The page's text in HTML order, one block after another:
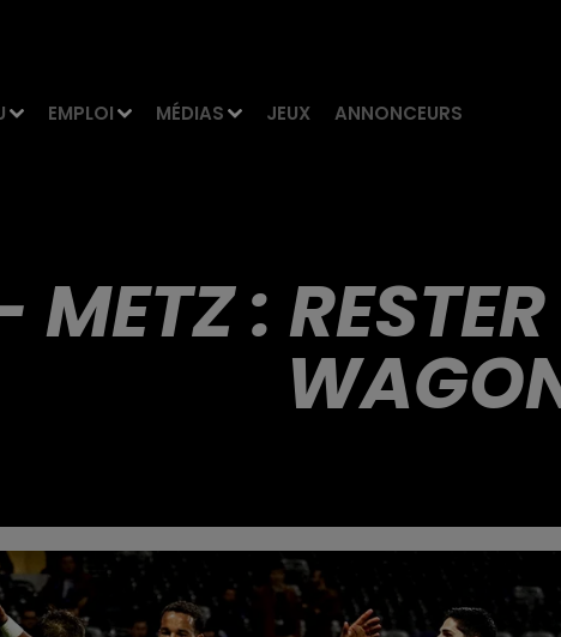
EMPLOI MÉDIAS JEUX ANNONCEURS
METZ :